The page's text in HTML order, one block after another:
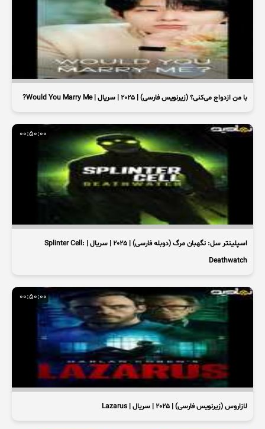
با من ازدواج می‌کنی؟ (زیرنویس فارسی) | 2025 | سریال | Would You Marry Me?
00:50:00
اسپلینتر سل: نگهبان مرگ (دوبله فارسی) | 2025 | سریال | Splinter Cell:
Deathwatch
00:50:00
لازاروس (زیرنویس فارسی) | 2025 | سریال | Lazarus